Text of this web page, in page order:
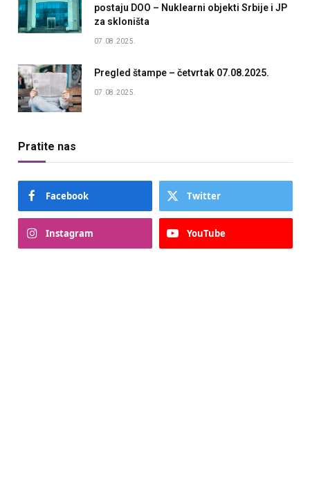
postaju DOO – Nuklearni objekti Srbije i JP
za skloništa
07.08.2025.
Pregled štampe – četvrtak 07.08.2025.
07.08.2025.
Pratite nas
Facebook Twitter
Instagram YouTube